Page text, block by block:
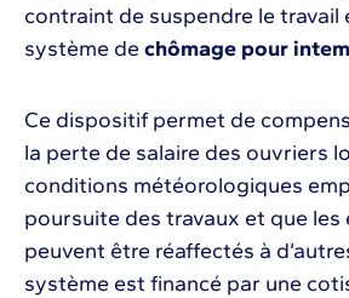
contraint de suspendre le travail
système de chômage pour
Ce dispositif permet de
la perte de salaire des ouvriers
conditions météorologiques
poursuite des travaux et que les
peuvent être réaffectés à
système est financé par une